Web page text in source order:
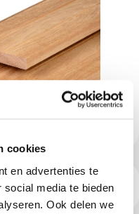
cookies
en advertenties te
media te bieden
Ook delen we